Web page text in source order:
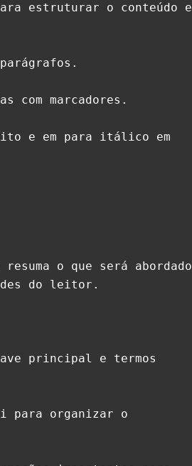
estruturar o conteúdo e
marcadores.
e em para itálico em
o que será abordado
do leitor.
principal e termos
para organizar o